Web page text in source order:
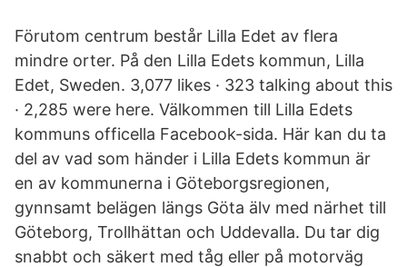
Förutom centrum består Lilla Edet av flera
mindre orter. På den Lilla Edets kommun, Lilla
Edet, Sweden. 3,077 likes · 323 talking about this
· 2,285 were here. Välkommen till Lilla Edets
kommuns officella Facebook-sida. Här kan du ta
del av vad som händer i Lilla Edets kommun är
en av kommunerna i Göteborgsregionen,
gynnsamt belägen längs Göta älv med närhet till
Göteborg, Trollhättan och Uddevalla. Du tar dig
snabbt och säkert med tåg eller på motorväg